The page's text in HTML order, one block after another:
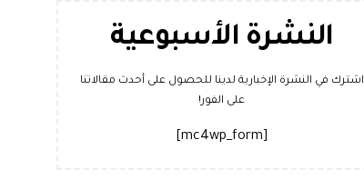
النشرة الأسبوعية
اشترك في النشرة الإخبارية لدينا للحصول على أحدث مقالاتنا
على الفور!
[mc4wp_form]